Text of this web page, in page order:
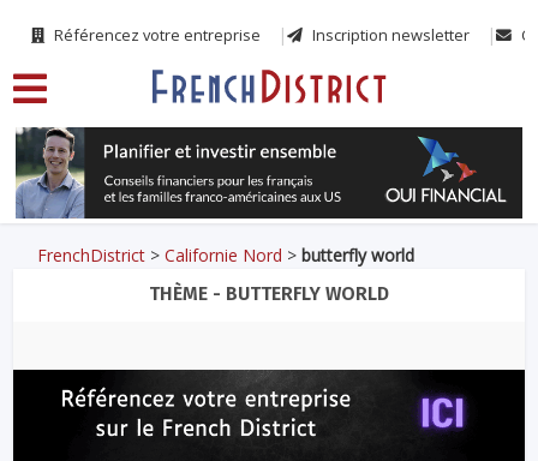
Référencez votre entreprise Inscription newsletter
FrenchDistrict >Californie Nord >butterfly world
THÈME - BUTTERFLY WORLD